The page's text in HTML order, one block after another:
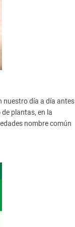
nuestro día a día antes
plantas, en la
nombre común